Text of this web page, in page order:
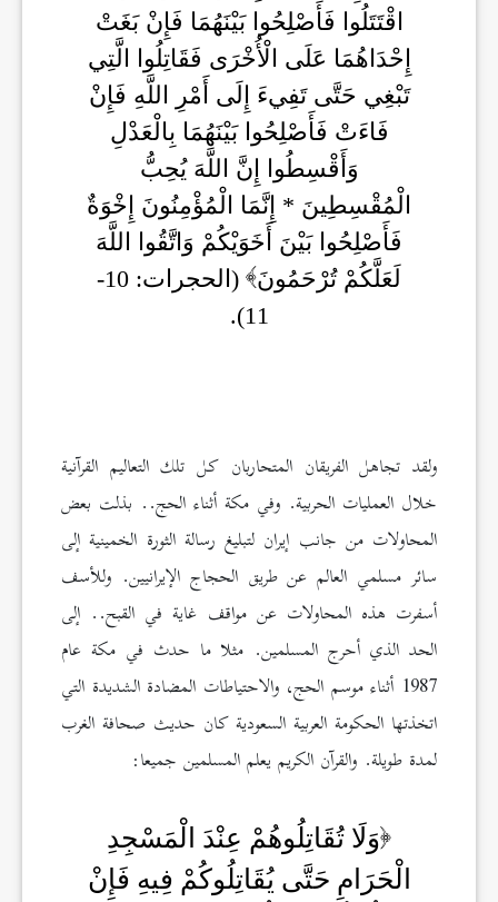
اقْتَتَلُوا فَأَصْلِحُوا بَيْنَهُمَا فَإِنْ بَغَتْ
إِحْدَاهُمَا عَلَى الْأُخْرَى فَقَاتِلُوا الَّتِي
تَبْغِي حَتَّى تَفِيءَ إِلَى أَمْرِ اللَّهِ فَإِنْ
فَاءَتْ فَأَصْلِحُوا بَيْنَهُمَا بِالْعَدْلِ
وَأَقْسِطُوا إِنَّ اللَّهَ يُحِبُّ
الْمُقْسِطِينَ * إِنَّمَا الْمُؤْمِنُونَ إِخْوَةٌ
فَأَصْلِحُوا بَيْنَ أَخَوَيْكُمْ وَاتَّقُوا اللَّهَ
لَعَلَّكُمْ تُرْحَمُونَ
(الحجرات: 10-
11).
ولقد تجاهل الفريقان المتحاربان كل تلك التعاليم القرآنية
خلال العمليات الحربية. وفي مكة أثناء الحج.. بذلت بعض
المحاولات من جانب إيران لتبليغ رسالة الثورة الخمينية إلى
سائر مسلمي العالم عن طريق الحجاج الإيرانيين. وللأسف
أسفرت هذه المحاولات عن مواقف غاية في القبح.. إلى
الحد الذي أحرج المسلمين. مثلا ما حدث في مكة عام
1987 أثناء موسم الحج، والاحتياطات المضادة الشديدة التي
اتخذتها الحكومة العربية السعودية كان حديث صحافة الغرب
لمدة طويلة. والقرآن الكريم يعلم المسلمين جميعا:
وَلَا تُقَاتِلُوهُمْ عِنْدَ الْمَسْجِدِ
الْحَرَامِ حَتَّى يُقَاتِلُوكُمْ فِيهِ فَإِنْ